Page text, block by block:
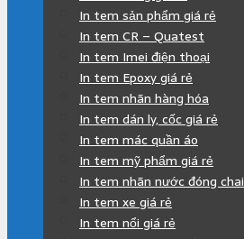
In tem sản phẩm giá rẻ
In tem CR – Quatest
In tem Imei điện thoại
In tem Epoxy giá rẻ
In tem nhãn hàng hóa
In tem dán ly, cốc giá rẻ
In tem mác quần áo
In tem mỹ phẩm giá rẻ
In tem nhãn nước đóng chai
In tem xe giá rẻ
In tem nổi giá rẻ